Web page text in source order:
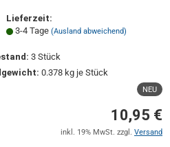
Lieferzeit:
3-4 Tage(Ausland abweichend)
3Stück
0.378 kg je Stück
NEU
10,95 €
inkl. 19% MwSt. zzgl. Versand